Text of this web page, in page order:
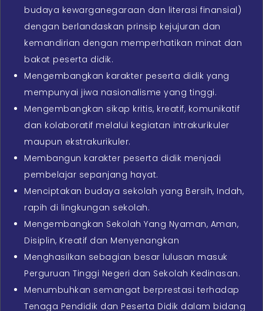
budaya kewarganegaraan dan literasi finansial)
dengan berlandaskan prinsip kejujuran dan
kemandirian dengan memperhatikan minat dan
bakat peserta didik.
Mengembangkan karakter peserta didik yang
mempunyai jiwa nasionalisme yang tinggi.
Mengembangkan sikap kritis, kreatif, komunikatif
dan kolaboratif melalui kegiatan intrakurikuler
maupun ekstrakurikuler.
Membangun karakter peserta didik menjadi
pembelajar sepanjang hayat.
Menciptakan budaya sekolah yang Bersih, Indah,
rapih di lingkungan sekolah.
Mengembangkan Sekolah Yang Nyaman, Aman,
Disiplin, Kreatif dan Menyenangkan
Menghasilkan sebagian besar lulusan masuk
Perguruan Tinggi Negeri dan Sekolah Kedinasan.
Menumbuhkan semangat berprestasi terhadap
Tenaga Pendidik dan Peserta Didik dalam bidang